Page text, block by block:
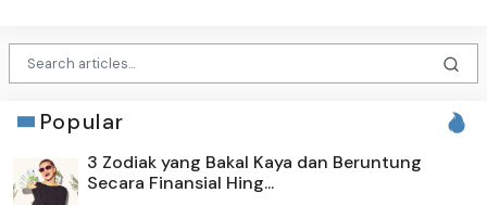
Popular
3 Zodiak yang Bakal Kaya dan Beruntung
Secara Finansial Hing...